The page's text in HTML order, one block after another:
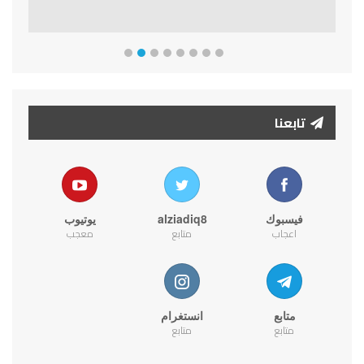
تابعنا
فيسبوك
اعجاب
alziadiq8
متابع
يوتيوب
معجب
متابع
متابع
انستغرام
متابع